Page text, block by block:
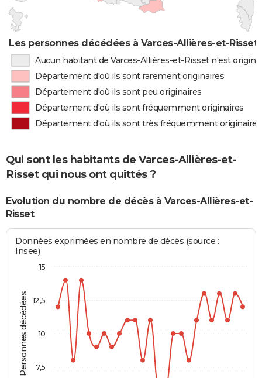
Les personnes décédées à Varces-Allières-et-Risset
Aucun habitant de Varces-Allières-et-Risset n'est
Département d'où ils sont rarement originaires
Département d'où ils sont peu originaires
Département d'où ils sont fréquemment originaires
Département d'où ils sont très fréquemment originaires
Qui sont les habitants de Varces-Allières-et-
Risset qui nous ont quittés ?
Evolution du nombre de décès à Varces-Allières-et-
Risset
Personnes décédées
Données exprimées en nombre de décès (source :
Insee)
7,5
10
12,5
15